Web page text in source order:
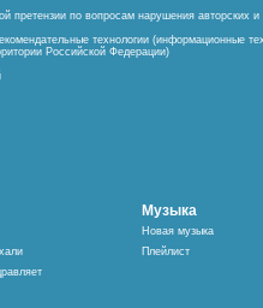
претензии по вопросам нарушения авторских
технологии (информационные
Российской Федерации)
Музыка
Новая музыка
Плейлист